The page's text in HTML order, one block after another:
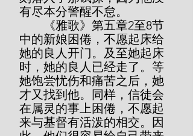
有尽本分警醒不怠。
中的新娘困倦，不愿起床给
她的良人开门。及至她起床
时，她的良人已经走了。等
她饱尝忧伤和痛苦之后，她
才又找到他。同样，信徒会
在属灵的事上困倦，不愿起
来与基督有活泼的相交。因